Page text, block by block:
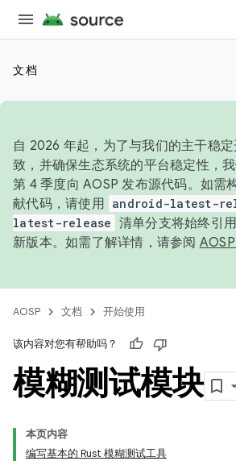
文档
自 2026 年起，为了与我们的主干稳
致，并确保生态系统的平台稳定性，
第 4 季度向 AOSP 发布源代码。如需
献代码，请使用 android-latest-
latest-release 清单分支将始终引
新版本。如需了解详情，请参阅
AOSP 文档 开始使用
该内容对您有帮助吗？
模糊测试模块
本页内容
编写基本的 Rust 模糊测试工具